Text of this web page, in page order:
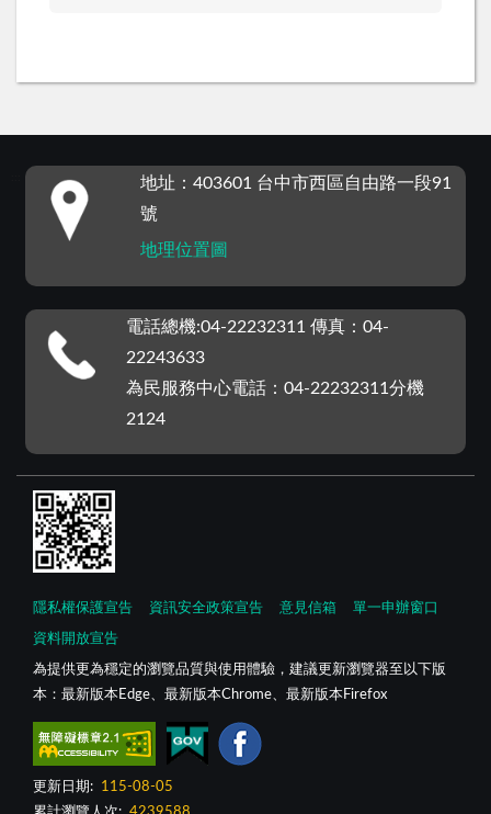
地址：403601 台中市西區自由路一段91
號
地理位置圖
電話總機:04-22232311 傳真：04-
22243633
為民服務中心電話：04-22232311分機
2124
隱私權保護宣告 資訊安全政策宣告 意見信箱 單一申辦窗口
資料開放宣告
為提供更為穩定的瀏覽品質與使用體驗，建議更新瀏覽器至以下版
本：最新版本Edge、最新版本Chrome、最新版本Firefox
更新日期:
115-08-05